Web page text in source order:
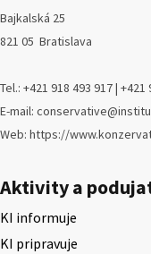
Bajkalská 25
821 05 Bratislava
Tel.: +421 918 493 917 | +421
E-mail:
Web: https://
Aktivity a
KI informuje
KI pripravuje